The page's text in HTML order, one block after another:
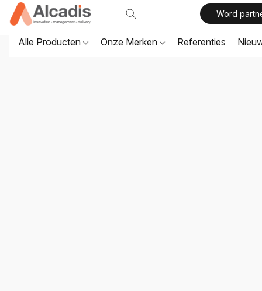
Word
Alle Producten Onze Merken Referenties